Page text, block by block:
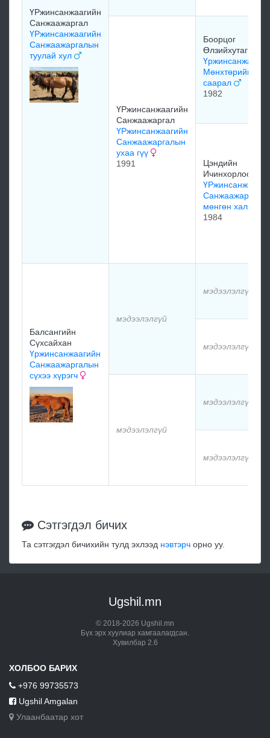
ҮРжинсанжаагийн
Санжаажаргал
ҮРжинсанжаагийн
Санжаажаргалын
туулай хул
ҮРжинсанжаагийн
Санжаажаргал
ҮРжинсанжаагийн
Санжаажаргалын
ухаа гүү
1991
Боорцог
Өлзийхутаг
Мөнхтөрийн
саарал
1982
Цэндийн
Ичинхорлоо
мөнгөн халзагч
1984
Балсангийн
Сүхсайхан
Үржинсанжаагийн
Санжаажаргалын
сүхээ хүрэгч
мэдээлэлгүй
мэдээлэлгүй
мэдээлэлгүй
мэдээлэлгүй
мэдээлэлгүй
мэдээлэлгүй
Сэтгэгдэл бичих
Та сэтгэгдэл бичихийн тулд эхлээд нэвтэрч орно уу.
Ugshil.mn
© 2018-2026 Ugshil.mn
Бүх эрх хуулиар хамгаалагдсан.
Хувилбар 2.6
ХОЛБОО БАРИХ
+976 99735573
Ugshil Amgalan
Улаанбаатар хот